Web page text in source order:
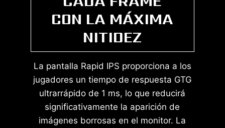
CON LA MÁXIMA
NITIDEZ
La pantalla Rapid IPS proporciona a los
jugadores un tiempo de respuesta GTG
ultrarrápido de 1 ms, lo que reducirá
significativamente la aparición de
imágenes borrosas en el monitor. La